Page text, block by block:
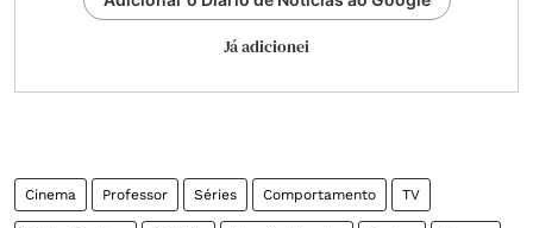
Já adicionei
Cinema Professor Séries Comportamento TV